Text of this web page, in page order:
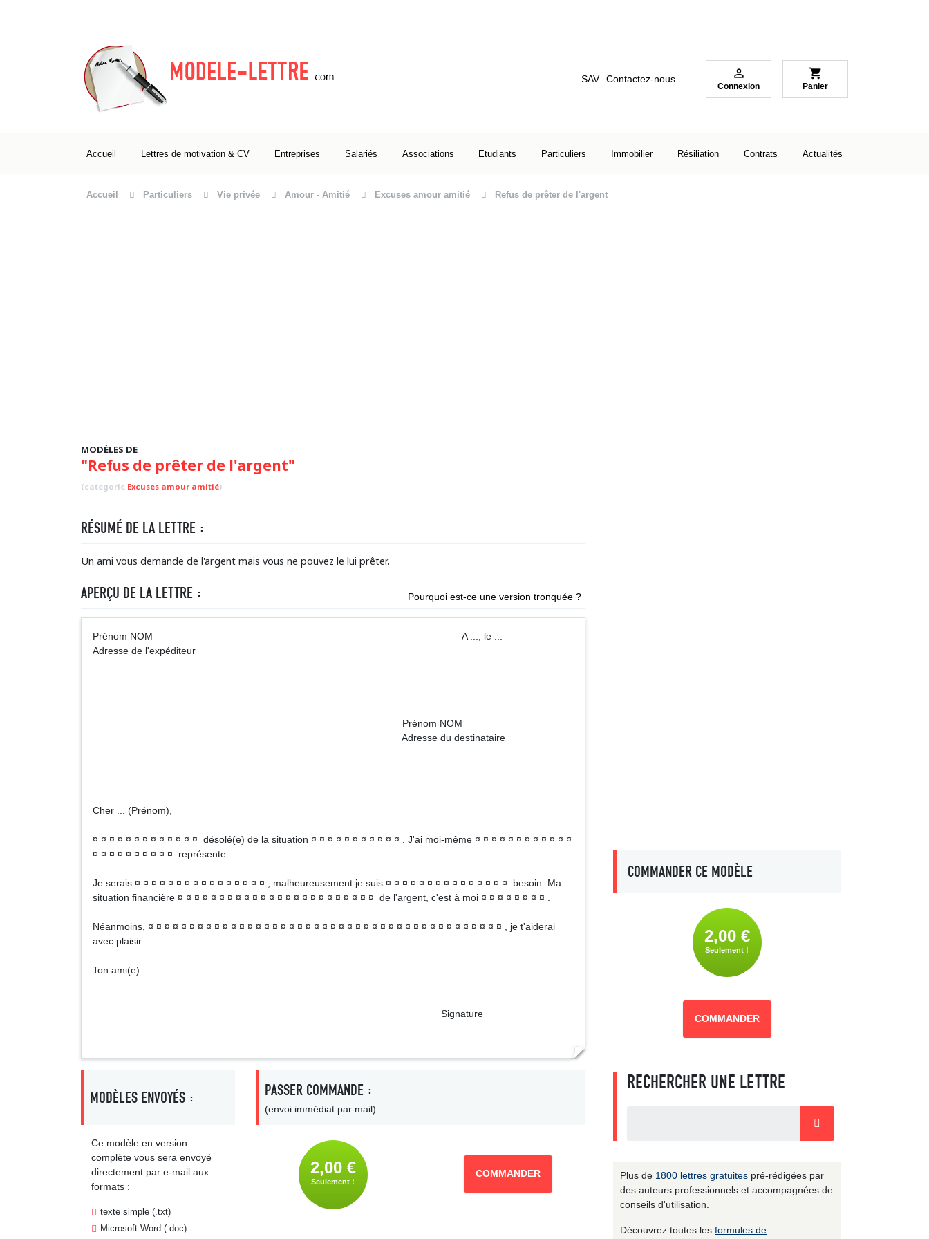
SAV Contactez-nous 
Connexion
shopping_cart
Panier
Accueil Lettres de motivation & CV Entreprises Salariés Associations Etudiants Particuliers Immobilier Résiliation Contrats Actualités
Accueil Particuliers Vie privée Amour - Amitié Excuses amour amitié Refus de prêter de l'argent
MODÈLES DE
"Refus de prêter de l'argent"
(categorie Excuses amour amitié)
RÉSUMÉ DE LA LETTRE :
Un ami vous demande de l'argent mais vous ne pouvez le lui prêter.
APERÇU DE LA LETTRE : Pourquoi est-ce une version tronquée ?
Prénom NOM A ..., le ...
Adresse de l'expéditeur
Prénom NOM
Adresse du destinataire
Cher ... (Prénom),
¤ ¤ ¤ ¤ ¤ ¤ ¤ ¤ ¤ ¤ ¤ ¤ ¤ désolé(e) de la situation ¤ ¤ ¤ ¤ ¤ ¤ ¤ ¤ ¤ ¤ ¤ . J'ai moi-même ¤ ¤ ¤ ¤ ¤ ¤ ¤ ¤ ¤ ¤ ¤ ¤
¤ ¤ ¤ ¤ ¤ ¤ ¤ ¤ ¤ ¤ représente.
Je serais ¤ ¤ ¤ ¤ ¤ ¤ ¤ ¤ ¤ ¤ ¤ ¤ ¤ ¤ ¤ ¤ , malheureusement je suis ¤ ¤ ¤ ¤ ¤ ¤ ¤ ¤ ¤ ¤ ¤ ¤ ¤ ¤ ¤ besoin. Ma
situation financière ¤ ¤ ¤ ¤ ¤ ¤ ¤ ¤ ¤ ¤ ¤ ¤ ¤ ¤ ¤ ¤ ¤ ¤ ¤ ¤ ¤ ¤ ¤ ¤ de l'argent, c'est à moi ¤ ¤ ¤ ¤ ¤ ¤ ¤ ¤ .
Néanmoins, ¤ ¤ ¤ ¤ ¤ ¤ ¤ ¤ ¤ ¤ ¤ ¤ ¤ ¤ ¤ ¤ ¤ ¤ ¤ ¤ ¤ ¤ ¤ ¤ ¤ ¤ ¤ ¤ ¤ ¤ ¤ ¤ ¤ ¤ ¤ ¤ ¤ ¤ ¤ ¤ ¤ ¤ ¤ , je t'aiderai
avec plaisir.
Ton ami(e)
Signature
MODÈLES ENVOYÉS :
Ce modèle en version
complète vous sera envoyé
directement par e-mail aux
formats :
texte simple (.txt)
Microsoft Word (.doc)
PASSER COMMANDE :
(envoi immédiat par mail)
2,00 €
Seulement !
COMMANDER
COMMANDER CE MODÈLE
2,00 €
Seulement !
COMMANDER
RECHERCHER UNE LETTRE
Plus de 1800 lettres gratuites pré-rédigées par
des auteurs professionnels et accompagnées de
conseils d'utilisation.
Découvrez toutes les formules de